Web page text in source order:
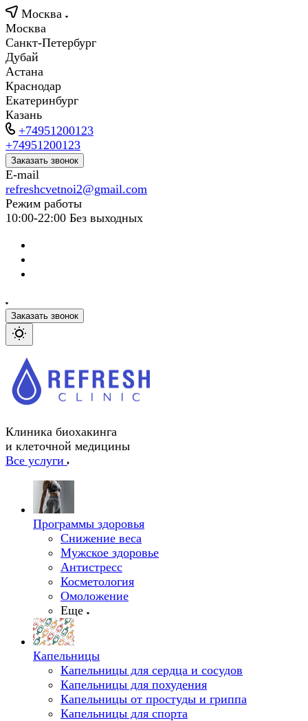
Москва
Москва
Санкт-Петербург
Дубай
Астана
Краснодар
Екатеринбург
Казань
+74951200123
+74951200123
Заказать звонок
E-mail
refreshcvetnoi2@gmail.com
Режим работы
10:00-22:00 Без выходных
Заказать звонок
Клиника биохакинга
и клеточной медицины
Все услуги
Программы здоровья
Снижение веса
Мужское здоровье
Антистресс
Косметология
Омоложение
Еще
Капельницы
Капельницы для сердца и сосудов
Капельницы для похудения
Капельницы от простуды и гриппа
Капельницы для спорта